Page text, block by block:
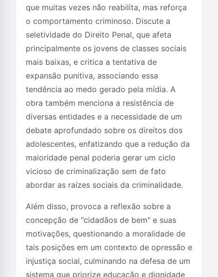
que muitas vezes não reabilita, mas reforça
o comportamento criminoso. Discute a
seletividade do Direito Penal, que afeta
principalmente os jovens de classes sociais
mais baixas, e critica a tentativa de
expansão punitiva, associando essa
tendência ao medo gerado pela mídia. A
obra também menciona a resistência de
diversas entidades e a necessidade de um
debate aprofundado sobre os direitos dos
adolescentes, enfatizando que a redução da
maioridade penal poderia gerar um ciclo
vicioso de criminalização sem de fato
abordar as raízes sociais da criminalidade.
Além disso, provoca a reflexão sobre a
concepção de "cidadãos de bem" e suas
motivações, questionando a moralidade de
tais posições em um contexto de opressão e
injustiça social, culminando na defesa de um
sistema que priorize educação e dignidade